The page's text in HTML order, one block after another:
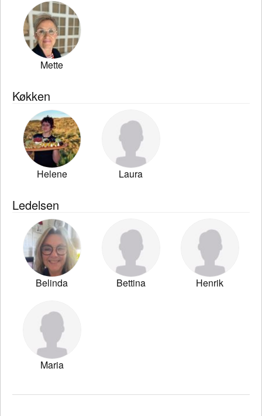
Mette
Køkken
Helene Laura
Ledelsen
Belinda Bettina Henrik
Maria